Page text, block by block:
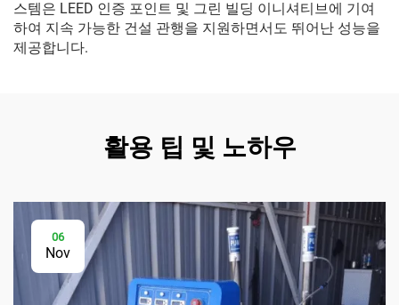
스템은 LEED 인증 포인트 및 그린 빌딩 이니셔티브에 기여
하여 지속 가능한 건설 관행을 지원하면서도 뛰어난 성능을
제공합니다.
활용 팁 및 노하우
06
Nov